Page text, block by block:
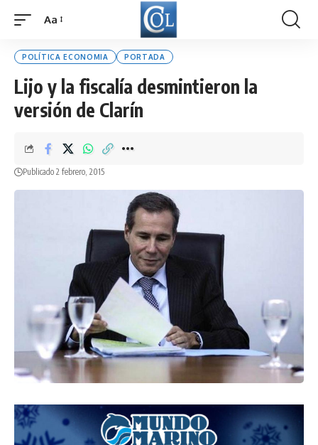
Font
Aa
POLÍTICA ECONOMIA PORTADA
Lijo y la fiscalía desmintieron la
versión de Clarín
Publicado 2 febrero, 2015